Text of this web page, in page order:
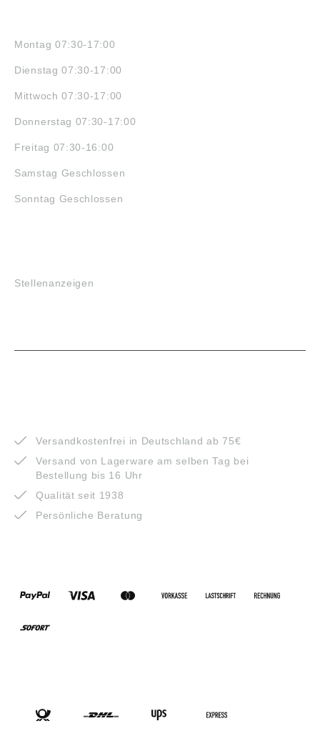
Montag 07:30-17:00
Dienstag 07:30-17:00
Mittwoch 07:30-17:00
Donnerstag 07:30-17:00
Freitag 07:30-16:00
Samstag Geschlossen
Sonntag Geschlossen
Stellenanzeigen
Versandkostenfrei in Deutschland ab 75€
Versand von Lagerware am selben Tag bei
Bestellung bis 16 Uhr
Qualität seit 1938
Persönliche Beratung